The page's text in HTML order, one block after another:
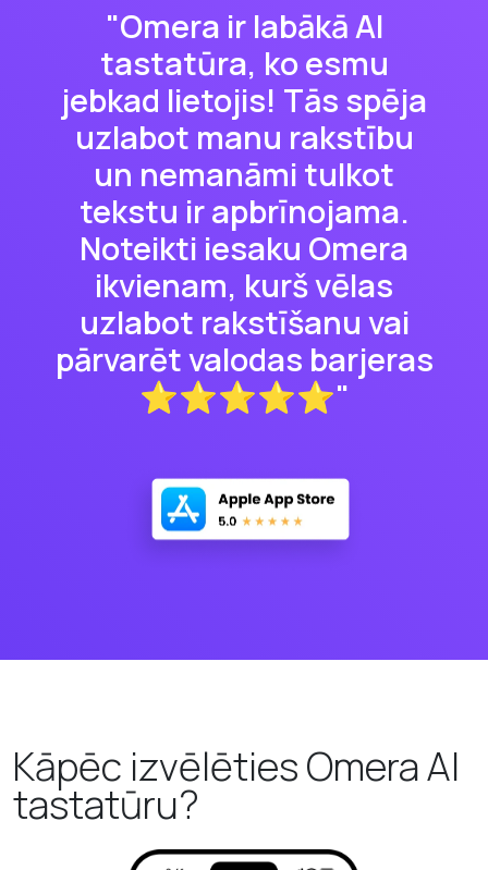
"Omera ir labākā AI
tastatūra, ko esmu
jebkad lietojis! Tās spēja
uzlabot manu rakstību
un nemanāmi tulkot
tekstu ir apbrīnojama.
Noteikti iesaku Omera
ikvienam, kurš vēlas
uzlabot rakstīšanu vai
pārvarēt valodas barjeras
⭐⭐⭐⭐⭐"
Kāpēc izvēlēties Omera AI
tastatūru?